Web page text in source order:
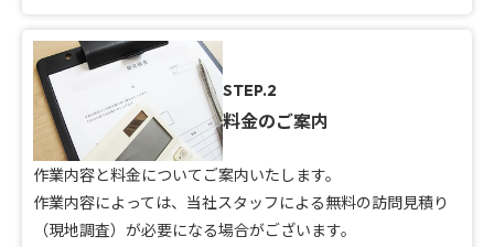
STEP.2
料金のご案内
作業内容と料金についてご案内いたします。
作業内容によっては、当社スタッフによる無料の訪問見積り
（現地調査）が必要になる場合がございます。